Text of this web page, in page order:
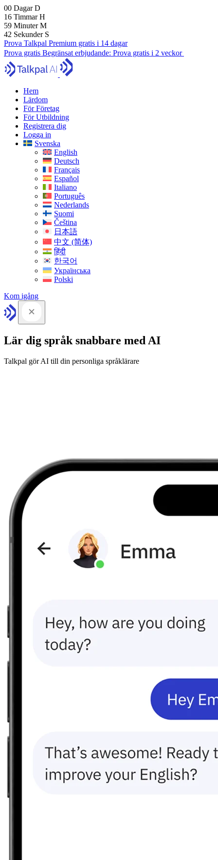
00 DagarD
16 TimmarH
59 MinuterM
41 Sekunder S
Prova Talkpal Premium gratis i 14 dagar
Prova gratis Begränsat erbjudande: Prova gratis i 2 veckor
Hem
Lärdom
För Företag
För Utbildning
Registrera dig
Logga in
Svenska
English
Deutsch
Français
Español
Italiano
Português
Nederlands
Suomi
Čeština
日本語
中文 (简体)
हिंदी
한국어
Українська
Polski
Kom igång
Lär dig språk snabbare med AI
Talkpal gör AI till din personliga språklärare